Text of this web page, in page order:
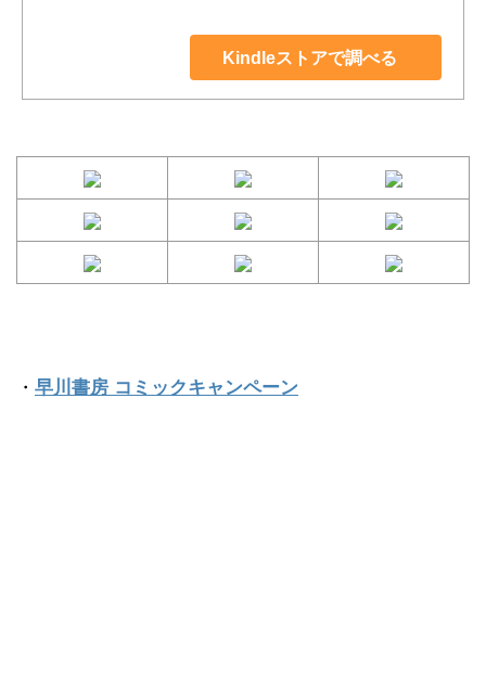
Kindleストアで調べる
・ 早川書房 コミックキャンペーン